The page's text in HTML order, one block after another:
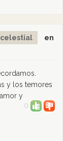
celestial
en
y los temores
y
0